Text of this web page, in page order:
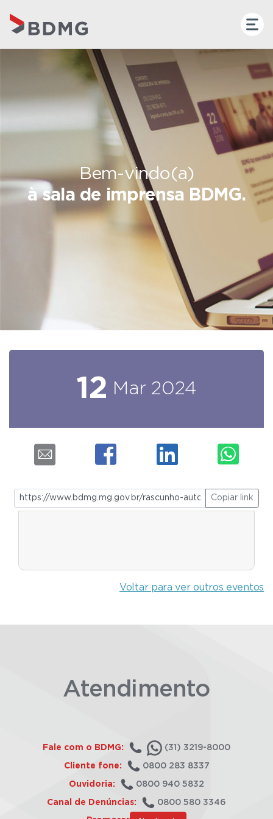
Bem-vindo(a)
à sala de imprensa BDMG.
12 Mar 2024
Copiar link
Voltar para ver outros eventos
Atendimento
Fale com o BDMG: (31) 3219-8000
Cliente fone: 0800 283 8337
Ouvidoria: 0800 940 5832
Canal de Denúncias: 0800 580 3346